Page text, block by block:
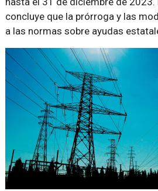
concluye que la prórroga y las
a las normas sobre ayudas